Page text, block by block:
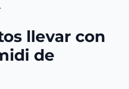
llevar con
de